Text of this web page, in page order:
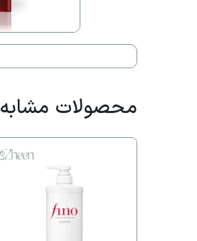
محصولات مشابه